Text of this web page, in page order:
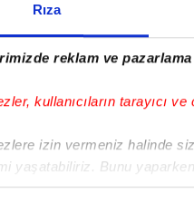
Rıza
reklam ve
kullanıcıların tarayıcı ve
izin vermeniz halinde
yaşatabiliriz. Bunu
sunabilmek adına
tek gelir kalemimiz